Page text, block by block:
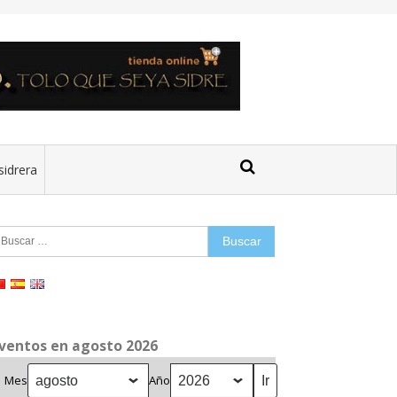
en agosto 2026
Mes Año